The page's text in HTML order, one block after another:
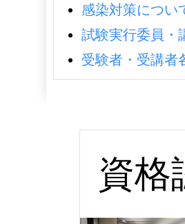
感染対策につ
試験実行委員
受験者・受講
資格